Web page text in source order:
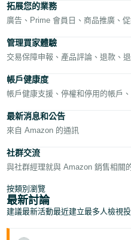
- IT
日
本
-
JP
한
국
어
KR
Español
登
入
註
冊
拓展您的業務
廣告、Prime 會員日、商品推廣、
管理買家體驗
交易保障申報、產品評論、退款、
帳戶健康度
帳戶健康支援、停權和停用的帳戶
最新消息和公告
來自 Amazon 的通訊
社群交流
與社群經理就與 Amazon 銷售相關
按類別瀏覽
最新討論
建議最新活動最近建立最多人檢視